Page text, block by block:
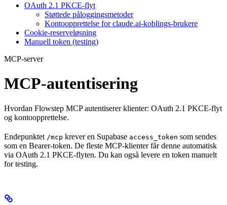
OAuth 2.1 PKCE-flyt
Støttede påloggingsmetoder
Kontoopprettelse for claude.ai-koblings-brukere
Cookie-reserveløsning
Manuell token (testing)
MCP-server
MCP-autentisering
Hvordan Flowstep MCP autentiserer klienter: OAuth 2.1 PKCE-flyt
og kontoopprettelse.
Endepunktet /mcp krever en Supabase access_token som sendes
som en Bearer-token. De fleste MCP-klienter får denne automatisk
via OAuth 2.1 PKCE-flyten. Du kan også levere en token manuelt
for testing.